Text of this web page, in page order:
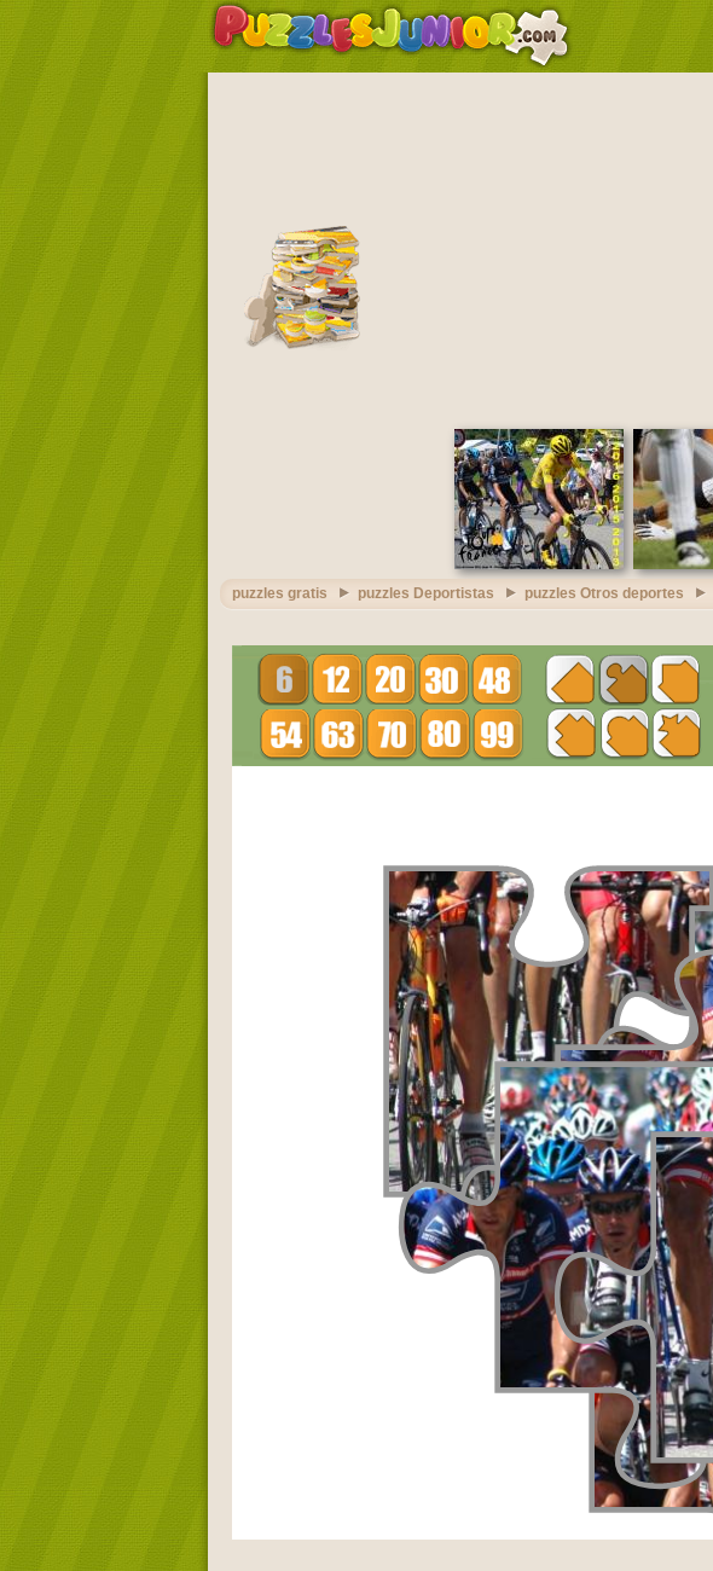
puzzles gratis puzzles Deportistas puzzles Otros deportes